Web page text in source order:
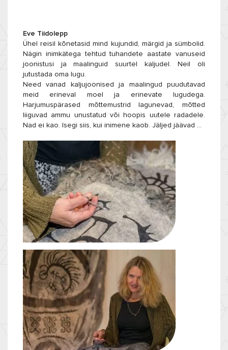
Eve Tiidolepp
Ühel reisil kõnetasid mind kujundid, märgid ja sümbolid.
Nägin inimkätega tehtud tuhandete aastate vanuseid
joonistusi ja maalinguid suurtel kaljudel. Neil oli
jutustada oma lugu.
Need vanad kaljujoonised ja maalingud puudutavad
meid erineval moel ja erinevate lugudega.
Harjumuspärased mõttemustrid lagunevad, mõtted
liiguvad ammu unustatud või hoopis uutele radadele.
Nad ei kao. Isegi siis, kui inimene kaob. Jäljed jäävad …